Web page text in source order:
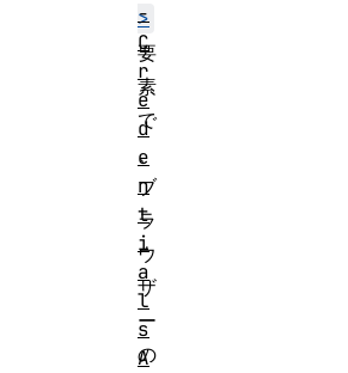
>
要
素
で
、
ブ
ラ
ウ
ザ
ー
の
-
C
r
e
d
e
n
t
i
a
l
s
A